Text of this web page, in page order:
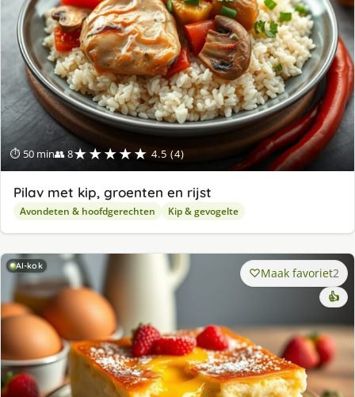
⏱ 50 min👥 8★★★★★ 4.5 (4)
Pilav met kip, groenten en rijst
Avondeten & hoofdgerechten Kip & gevogelte
AI-kok Maak favoriet2
👍